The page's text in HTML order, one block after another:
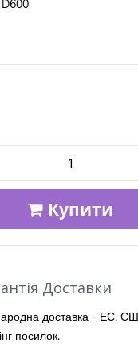
Купити
Доставки
доставка - ЕС,
посилок.